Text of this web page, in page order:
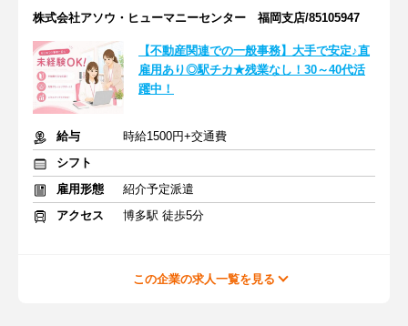
株式会社アソウ・ヒューマニーセンター 福岡支店/85105947
【不動産関連での一般事務】大手で安定♪直
雇用あり◎駅チカ★残業なし！30～40代活
躍中！
給与
時給1500円+交通費
シフト
雇用形態
紹介予定派遣
アクセス
博多駅 徒歩5分
この企業の求人一覧を見る